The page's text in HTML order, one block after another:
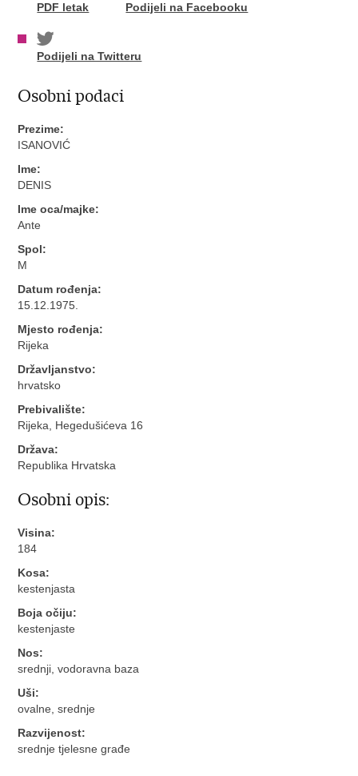
PDF letak Podijeli na Facebooku
Podijeli na Twitteru
Osobni podaci
Prezime:
ISANOVIĆ
Ime:
DENIS
Ime oca/majke:
Ante
Spol:
M
Datum rođenja:
15.12.1975.
Mjesto rođenja:
Rijeka
Državljanstvo:
hrvatsko
Prebivalište:
Rijeka, Hegedušićeva 16
Država:
Republika Hrvatska
Osobni opis:
Visina:
184
Kosa:
kestenjasta
Boja očiju:
kestenjaste
Nos:
srednji, vodoravna baza
Uši:
ovalne, srednje
Razvijenost:
srednje tjelesne građe